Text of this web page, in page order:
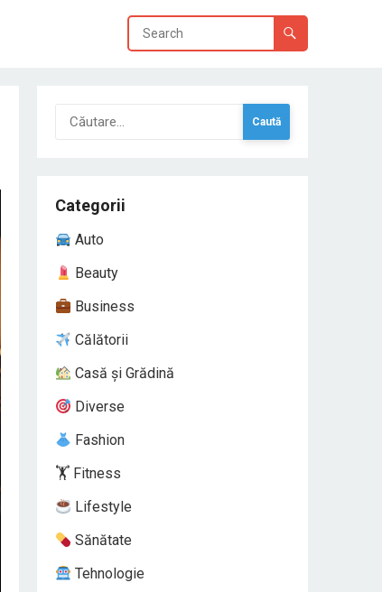
Caută
după:
Categorii
Auto
Beauty
Business
Călătorii
Casă și Grădină
Diverse
Fashion
🏋️ Fitness
Lifestyle
Sănătate
Tehnologie